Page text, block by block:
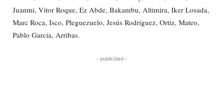
Juanmi, Vitor Roque, Ez Abde, Bakambu, Altimira, Iker Losada,
Marc Roca, Isco, Pleguezuelo, Jesús Rodríguez, Ortiz, Mateo,
Pablo García, Arribas.
- publicidad -